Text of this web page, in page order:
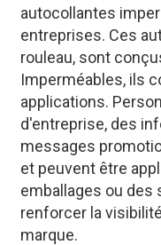
autocollantes
entreprises. Ces
rouleau, sont
Imperméables, ils
applications.
d'entreprise, des
messages
et peuvent être
emballages ou des
renforcer la
marque.